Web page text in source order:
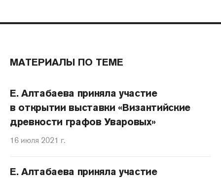
МАТЕРИАЛЫ ПО ТЕМЕ
Е. Алтабаева приняла участие
в открытии выставки «Византийские
древности графов Уваровых»
16 июля 2021 г.
Е. Алтабаева приняла участие